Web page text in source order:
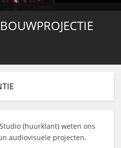
(huurklant) weten ons
audiovisuele projecten.